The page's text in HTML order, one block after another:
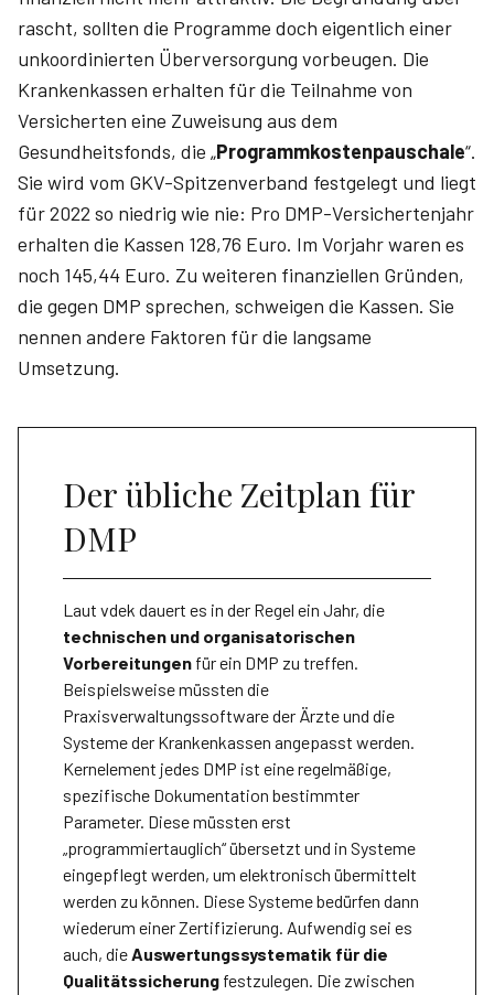
rascht, sollten die Programme doch eigentlich einer
unkoordinierten Über­ver­sorgung vorbeugen. Die
Krankenkassen erhalten für die Teilnahme von
Versicherten eine Zuweisung aus dem
Gesundheitsfonds, die „Programmkostenpauschale“.
Sie wird vom GKV-Spitzenverband festgelegt und liegt
für 2022 so niedrig wie nie: Pro DMP-Versichertenjahr
erhalten die Kassen 128,76 Euro. Im Vorjahr waren es
noch 145,44 Euro. Zu wei­teren finanziellen Gründen,
die gegen DMP sprechen, schweigen die Kassen. Sie
nennen andere Faktoren für die langsame
Umsetzung.
Der übliche Zeitplan für
DMP
Laut vdek dauert es in der Regel ein Jahr, die
technischen und organisatorischen
Vorbereitungen für ein DMP zu treffen.
Beispielsweise müssten die
Praxisverwaltungssoftware der Ärzte und die
Systeme der Krankenkassen angepasst werden.
Kernelement jedes DMP ist eine regelmäßige,
spezifische Dokumentation bestimmter
Parameter. Diese müssten erst
„programmiertauglich“ übersetzt und in Systeme
eingepflegt werden, um elektronisch übermittelt
werden zu können. Diese Systeme bedürfen dann
wiederum einer Zertifizierung. Aufwendig sei es
auch, dieAuswertungssystematik für die
Qualitätssicherung festzulegen. Die zwischen